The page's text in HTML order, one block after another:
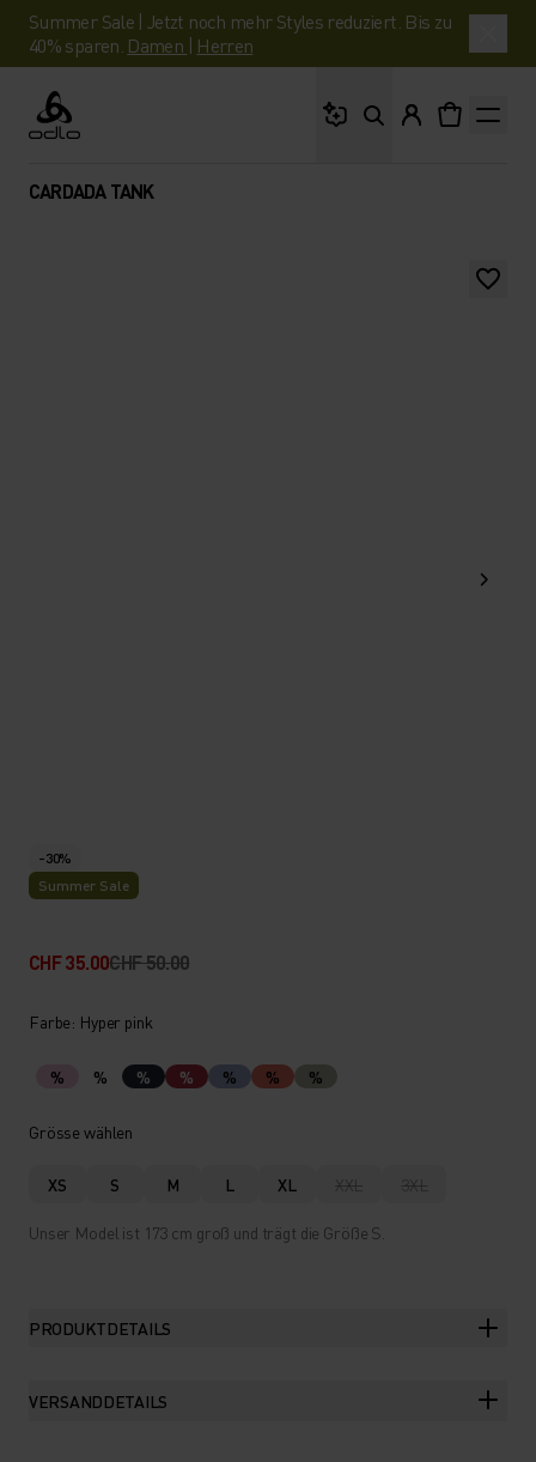
Summer Sale | Jetzt noch mehr Styles reduziert. Bis zu
40% sparen. Damen | Herren
Odlo
CARDADA TANK
-30%
Summer Sale
CHF 35.00CHF 50.00
Farbe: Hyper pink
% % % % % % %
Grösse wählen
XS S M L XL XXL 3XL
Unser Model ist 173 cm groß und trägt die Größe S.
PRODUKTDETAILS
VERSANDDETAILS